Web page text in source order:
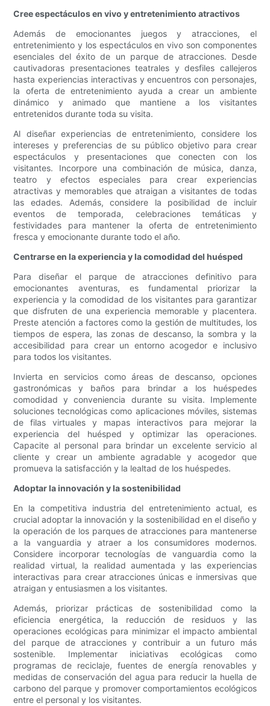
Cree espectáculos en vivo y entretenimiento atractivos
Además de emocionantes juegos y atracciones, el
entretenimiento y los espectáculos en vivo son componentes
esenciales del éxito de un parque de atracciones. Desde
cautivadoras presentaciones teatrales y desfiles callejeros
hasta experiencias interactivas y encuentros con personajes,
la oferta de entretenimiento ayuda a crear un ambiente
dinámico y animado que mantiene a los visitantes
entretenidos durante toda su visita.
Al diseñar experiencias de entretenimiento, considere los
intereses y preferencias de su público objetivo para crear
espectáculos y presentaciones que conecten con los
visitantes. Incorpore una combinación de música, danza,
teatro y efectos especiales para crear experiencias
atractivas y memorables que atraigan a visitantes de todas
las edades. Además, considere la posibilidad de incluir
eventos de temporada, celebraciones temáticas y
festividades para mantener la oferta de entretenimiento
fresca y emocionante durante todo el año.
Centrarse en la experiencia y la comodidad del huésped
Para diseñar el parque de atracciones definitivo para
emocionantes aventuras, es fundamental priorizar la
experiencia y la comodidad de los visitantes para garantizar
que disfruten de una experiencia memorable y placentera.
Preste atención a factores como la gestión de multitudes, los
tiempos de espera, las zonas de descanso, la sombra y la
accesibilidad para crear un entorno acogedor e inclusivo
para todos los visitantes.
Invierta en servicios como áreas de descanso, opciones
gastronómicas y baños para brindar a los huéspedes
comodidad y conveniencia durante su visita. Implemente
soluciones tecnológicas como aplicaciones móviles, sistemas
de filas virtuales y mapas interactivos para mejorar la
experiencia del huésped y optimizar las operaciones.
Capacite al personal para brindar un excelente servicio al
cliente y crear un ambiente agradable y acogedor que
promueva la satisfacción y la lealtad de los huéspedes.
Adoptar la innovación y la sostenibilidad
En la competitiva industria del entretenimiento actual, es
crucial adoptar la innovación y la sostenibilidad en el diseño y
la operación de los parques de atracciones para mantenerse
a la vanguardia y atraer a los consumidores modernos.
Considere incorporar tecnologías de vanguardia como la
realidad virtual, la realidad aumentada y las experiencias
interactivas para crear atracciones únicas e inmersivas que
atraigan y entusiasmen a los visitantes.
Además, priorizar prácticas de sostenibilidad como la
eficiencia energética, la reducción de residuos y las
operaciones ecológicas para minimizar el impacto ambiental
del parque de atracciones y contribuir a un futuro más
sostenible. Implementar iniciativas ecológicas como
programas de reciclaje, fuentes de energía renovables y
medidas de conservación del agua para reducir la huella de
carbono del parque y promover comportamientos ecológicos
entre el personal y los visitantes.